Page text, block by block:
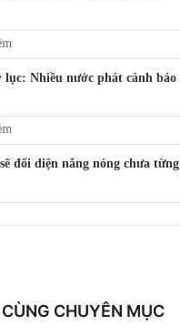
lục: Nhiều nước phát cảnh báo
đối diện nắng nóng chưa từng
CHUYÊN MỤC